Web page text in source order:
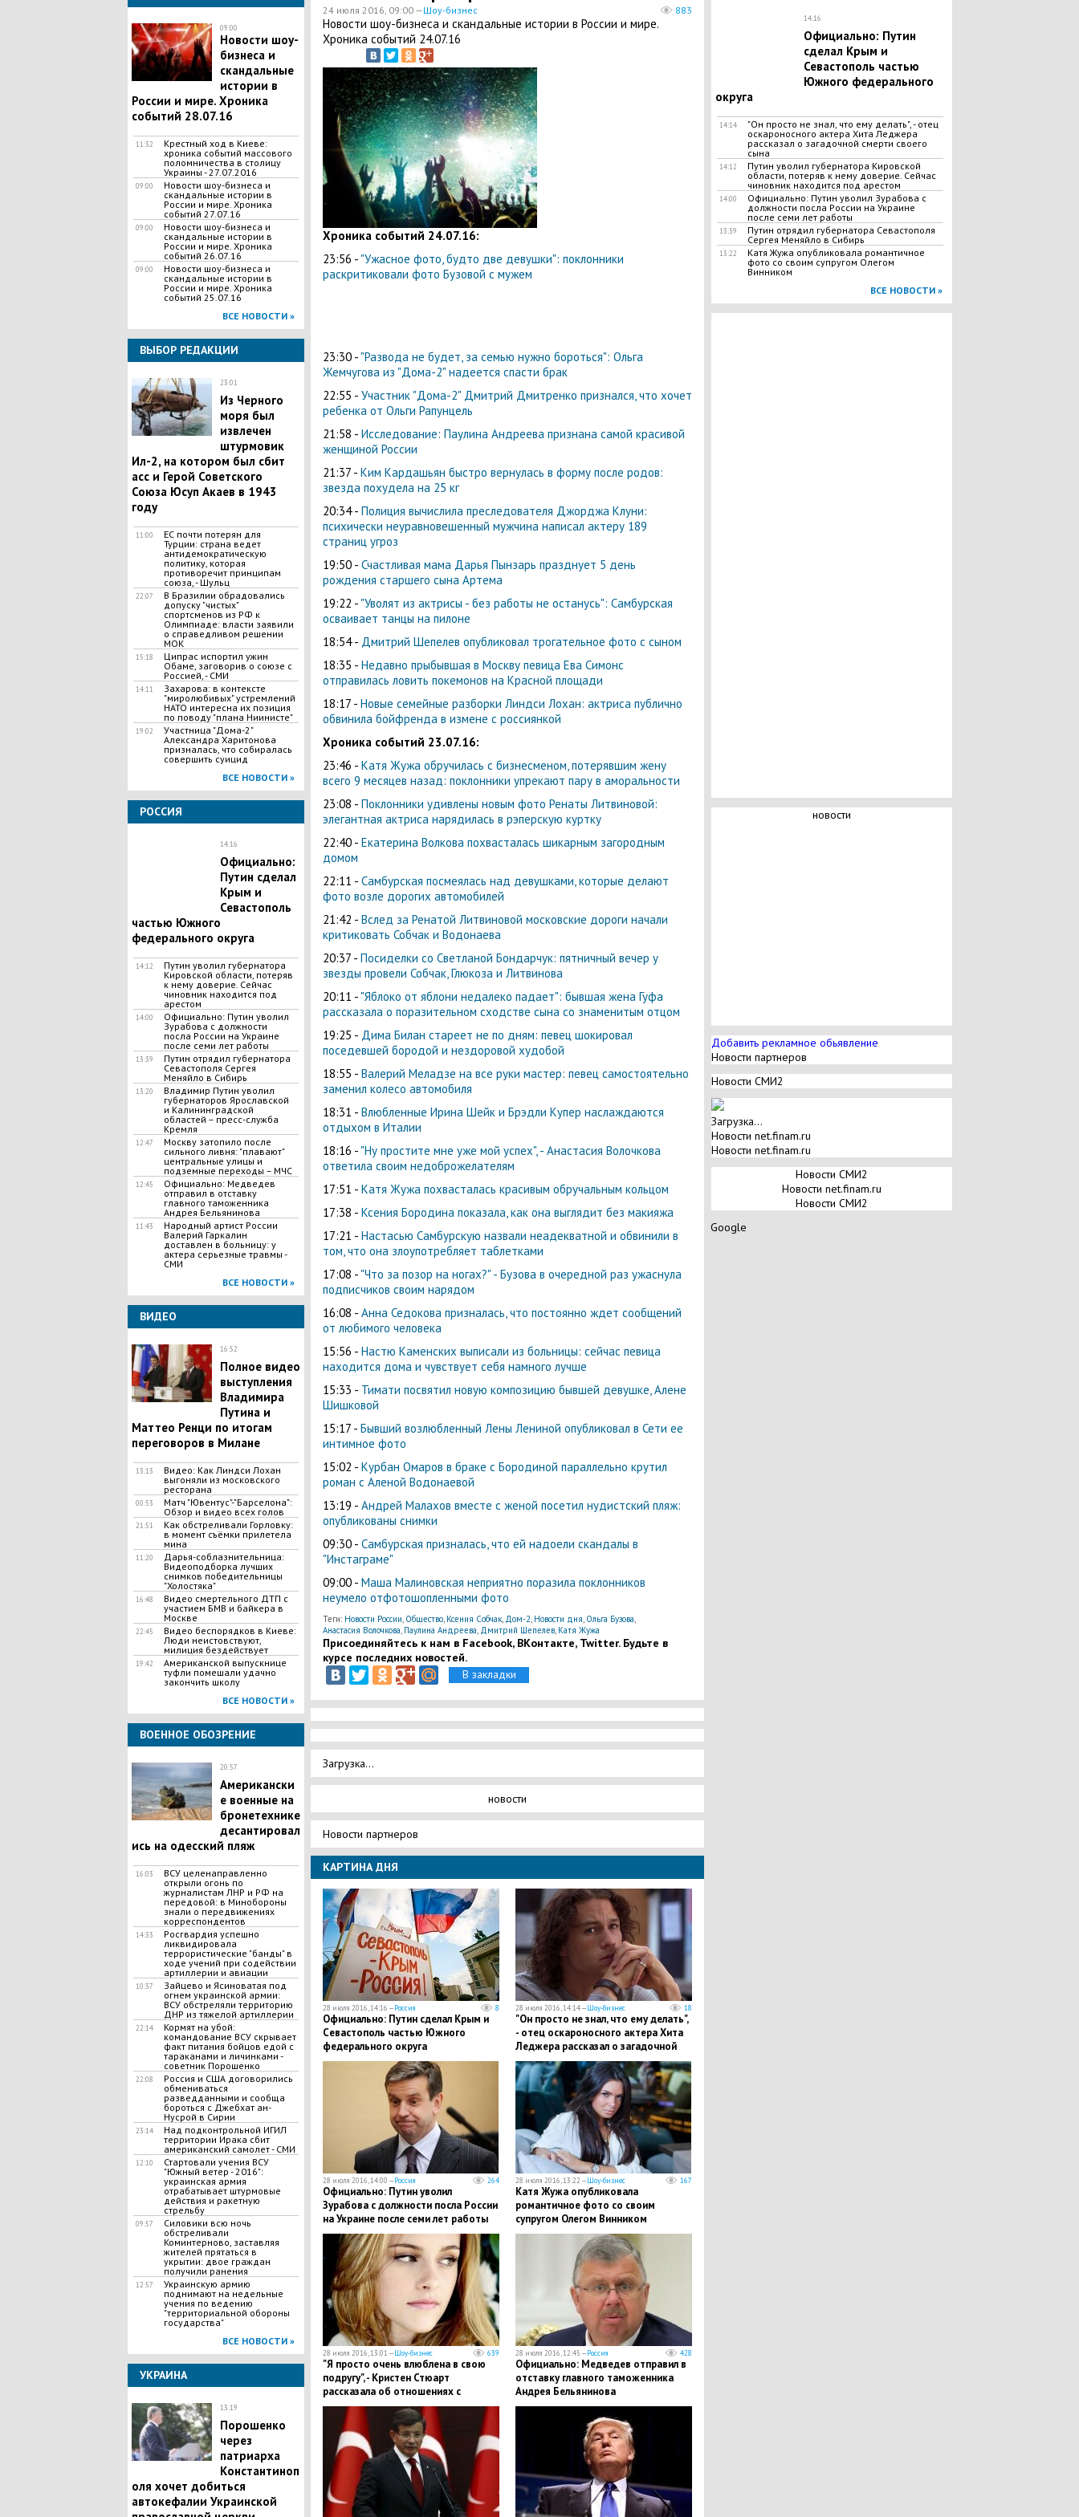
09:00
Новости шоу-
бизнеса и
скандальные
истории в
России и мире. Хроника
событий 28.07.16
11:32
Крестный ход в Киеве:
хроника событий массового
поломничества в столицу
Украины - 27.07.2016
09:00
Новости шоу-бизнеса и
скандальные истории в
России и мире. Хроника
событий 27.07.16
09:00
Новости шоу-бизнеса и
скандальные истории в
России и мире. Хроника
событий 26.07.16
09:00
Новости шоу-бизнеса и
скандальные истории в
России и мире. Хроника
событий 25.07.16
ВСЕ НОВОСТИ »
ВЫБОР РЕДАКЦИИ
23:01
Из Черного
моря был
извлечен
штурмовик
Ил-2, на котором был сбит
асс и Герой Советского
Союза Юсуп Акаев в 1943
году
11:00
ЕС почти потерян для
Турции: страна ведет
антидемократическую
политику, которая
противоречит принципам
союза, - Шульц
22:07
В Бразилии обрадовались
допуску "чистых"
спортсменов из РФ к
Олимпиаде: власти заявили
о справедливом решении
МОК
15:18
Ципрас испортил ужин
Обаме, заговорив о союзе с
Россией, - СМИ
14:11
Захарова: в контексте
"миролюбивых" устремлений
НАТО интересна их позиция
по поводу "плана Ниинисте"
19:02
Участница "Дома-2"
Александра Харитонова
призналась, что собиралась
совершить суицид
ВСЕ НОВОСТИ »
РОССИЯ
14:16
Официально:
Путин сделал
Крым и
Севастополь
частью Южного
федерального округа
14:12
Путин уволил губернатора
Кировской области, потеряв
к нему доверие. Сейчас
чиновник находится под
арестом
14:00
Официально: Путин уволил
Зурабова с должности
посла России на Украине
после семи лет работы
13:39
Путин отрядил губернатора
Севастополя Сергея
Меняйло в Сибирь
13:20
Владимир Путин уволил
губернаторов Ярославской
и Калининградской
областей – пресс-служба
Кремля
12:47
Москву затопило после
сильного ливня: "плавают"
центральные улицы и
подземные переходы – МЧС
12:45
Официально: Медведев
отправил в отставку
главного таможенника
Андрея Бельянинова
11:43
Народный артист России
Валерий Гаркалин
доставлен в больницу: у
актера серьезные травмы -
СМИ
ВСЕ НОВОСТИ »
ВИДЕО
16:52
Полное видео
выступления
Владимира
Путина и
Маттео Ренци по итогам
переговоров в Милане
13:13
Видео: Как Линдси Лохан
выгоняли из московского
ресторана
00:53
Матч "Ювентус"-"Барселона":
Обзор и видео всех голов
21:51
Как обстреливали Горловку:
в момент съёмки прилетела
мина
11:20
Дарья-соблазнительница:
Видеоподборка лучших
снимков победительницы
"Холостяка"
16:48
Видео смертельного ДТП с
участием БМВ и байкера в
Москве
22:45
Видео беспорядков в Киеве:
Люди неистовствуют,
милиция бездействует
19:42
Американской выпускнице
туфли помешали удачно
закончить школу
ВСЕ НОВОСТИ »
ВОЕННОЕ ОБОЗРЕНИЕ
20:57
Американски
е военные на
бронетехнике
десантировал
ись на одесский пляж
16:03
ВСУ целенаправленно
открыли огонь по
журналистам ЛНР и РФ на
передовой: в Минобороны
знали о передвижениях
корреспондентов
14:33
Росгвардия успешно
ликвидировала
террористические "банды" в
ходе учений при содействии
артиллерии и авиации
10:37
Зайцево и Ясиноватая под
огнем украинской армии:
ВСУ обстреляли территорию
ДНР из тяжелой артиллерии
22:14
Кормят на убой:
командование ВСУ скрывает
факт питания бойцов едой с
тараканами и личинками -
советник Порошенко
22:08
Россия и США договорились
обмениваться
разведданными и сообща
бороться с Джебхат ан-
Нусрой в Сирии
23:14
Над подконтрольной ИГИЛ
территории Ирака сбит
американский самолет - СМИ
12:10
Стартовали учения ВСУ
"Южный ветер - 2016":
украинская армия
отрабатывает штурмовые
действия и ракетную
стрельбу
09:57
Силовики всю ночь
обстреливали
Коминтерново, заставляя
жителей прятаться в
укрытии: двое граждан
получили ранения
12:57
Украинскую армию
поднимают на недельные
учения по ведению
"территориальной обороны
государства"
ВСЕ НОВОСТИ »
УКРАИНА
13:19
Порошенко
через
патриарха
Константиноп
оля хочет добиться
автокефалии Украинской
24 июля 2016, 09:00 —Шоу-бизнес 883
Новости шоу-бизнеса и скандальные истории в России и мире.
Хроника событий 24.07.16
Хроника событий 24.07.16:
23:56 - "Ужасное фото, будто две девушки": поклонники
раскритиковали фото Бузовой с мужем
23:30 - "Развода не будет, за семью нужно бороться": Ольга
Жемчугова из "Дома-2" надеется спасти брак
22:55 - Участник "Дома-2" Дмитрий Дмитренко признался, что хочет
ребенка от Ольги Рапунцель
21:58 - Исследование: Паулина Андреева признана самой красивой
женщиной России
21:37 - Ким Кардашьян быстро вернулась в форму после родов:
звезда похудела на 25 кг
20:34 - Полиция вычислила преследователя Джорджа Клуни:
психически неуравновешенный мужчина написал актеру 189
страниц угроз
19:50 - Счастливая мама Дарья Пынзарь празднует 5 день
рождения старшего сына Артема
19:22 - "Уволят из актрисы - без работы не останусь": Самбурская
осваивает танцы на пилоне
18:54 - Дмитрий Шепелев опубликовал трогательное фото с сыном
18:35 - Недавно прыбывшая в Москву певица Ева Симонс
отправилась ловить покемонов на Красной площади
18:17 - Новые семейные разборки Линдси Лохан: актриса публично
обвинила бойфренда в измене с россиянкой
Хроника событий 23.07.16:
23:46 - Катя Жужа обручилась с бизнесменом, потерявшим жену
всего 9 месяцев назад: поклонники упрекают пару в аморальности
23:08 - Поклонники удивлены новым фото Ренаты Литвиновой:
элегантная актриса нарядилась в рэперскую куртку
22:40 - Екатерина Волкова похвасталась шикарным загородным
домом
22:11 - Самбурская посмеялась над девушками, которые делают
фото возле дорогих автомобилей
21:42 - Вслед за Ренатой Литвиновой московские дороги начали
критиковать Собчак и Водонаева
20:37 - Посиделки со Светланой Бондарчук: пятничный вечер у
звезды провели Собчак, Глюкоза и Литвинова
20:11 - "Яблоко от яблони недалеко падает": бывшая жена Гуфа
рассказала о поразительном сходстве сына со знаменитым отцом
19:25 - Дима Билан стареет не по дням: певец шокировал
поседевшей бородой и нездоровой худобой
18:55 - Валерий Меладзе на все руки мастер: певец самостоятельно
заменил колесо автомобиля
18:31 - Влюбленные Ирина Шейк и Брэдли Купер наслаждаются
отдыхом в Италии
18:16 - "Ну простите мне уже мой успех", - Анастасия Волочкова
ответила своим недоброжелателям
17:51 - Катя Жужа похвасталась красивым обручальным кольцом
17:38 - Ксения Бородина показала, как она выглядит без макияжа
17:21 - Настасью Самбурскую назвали неадекватной и обвинили в
том, что она злоупотребляет таблетками
17:08 - "Что за позор на ногах?" - Бузова в очередной раз ужаснула
подписчиков своим нарядом
16:08 - Анна Седокова призналась, что постоянно ждет сообщений
от любимого человека
15:56 - Настю Каменских выписали из больницы: сейчас певица
находится дома и чувствует себя намного лучше
15:33 - Тимати посвятил новую композицию бывшей девушке, Алене
Шишковой
15:17 - Бывший возлюбленный Лены Лениной опубликовал в Сети ее
интимное фото
15:02 - Курбан Омаров в браке с Бородиной параллельно крутил
роман с Аленой Водонаевой
13:19 - Андрей Малахов вместе с женой посетил нудистский пляж:
опубликованы снимки
09:30 - Самбурская призналась, что ей надоели скандалы в
"Инстаграме"
09:00 - Маша Малиновская неприятно поразила поклонников
неумело отфотошопленными фото
Теги: Новости России Общество, Ксения Собчак, Дом-2 Новости дня Ольга Бузова
Анастасия Волочкова Паулина Андреева Дмитрий Шепелев, Катя Жужа
Присоединяйтесь к нам в Facebook, ВКонтакте, Twitter. Будьте в
курсе последних новостей.
В закладки
Загрузка...
новости
Новости партнеров
КАРТИНА ДНЯ
28 июля 2016, 14:16 —Россия 8
Официально: Путин сделал Крым и
Севастополь частью Южного
федерального округа
28 июля 2016, 14:14 —Шоу-бизнес 18
"Он просто не знал, что ему делать",
- отец оскароносного актера Хита
Леджера рассказал о загадочной
смерти своего сына
28 июля 2016, 14:00 —Россия 264
Официально: Путин уволил
Зурабова с должности посла России
на Украине после семи лет работы
28 июля 2016, 13:22 —Шоу-бизнес 167
Катя Жужа опубликовала
романтичное фото со своим
супругом Олегом Винником
28 июля 2016, 13:01 —Шоу-бизнес 639
"Я просто очень влюблена в свою
подругу", - Кристен Стюарт
рассказала об отношениях с
девушкой
28 июля 2016, 12:45 —Россия 428
Официально: Медведев отправил в
отставку главного таможенника
Андрея Бельянинова
14:16
Официально: Путин
сделал Крым и
Севастополь частью
Южного федерального
округа
14:14
"Он просто не знал, что ему делать", - отец
оскароносного актера Хита Леджера
рассказал о загадочной смерти своего
сына
14:12
Путин уволил губернатора Кировской
области, потеряв к нему доверие. Сейчас
чиновник находится под арестом
14:00
Официально: Путин уволил Зурабова с
должности посла России на Украине
после семи лет работы
13:39
Путин отрядил губернатора Севастополя
Сергея Меняйло в Сибирь
13:22
Катя Жужа опубликовала романтичное
фото со своим супругом Олегом
Винником
ВСЕ НОВОСТИ »
новости
Добавить рекламное обьявление
Новости партнеров
Новости СМИ2
Загрузка...
Новости net.finam.ru
Новости net.finam.ru
Новости СМИ2
Новости net.finam.ru
Новости СМИ2
Google